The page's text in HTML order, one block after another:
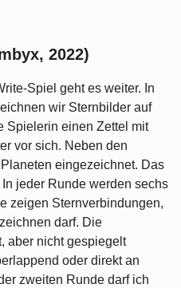
2022)
Spiel geht es weiter. In
wir Sternbilder auf
Spielerin einen Zettel mit
vor sich. Neben den
eingezeichnet. Das
jeder Runde werden sechs
zeigen Sternverbindungen,
darf. Die
aber nicht gespiegelt
oder direkt an
zweiten Runde darf ich